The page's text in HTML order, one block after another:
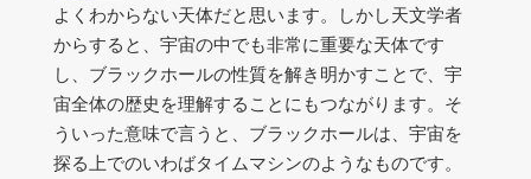
よくわからない天体だと思います。しかし天文学者
からすると、宇宙の中でも非常に重要な天体です
し、ブラックホールの性質を解き明かすことで、宇
宙全体の歴史を理解することにもつながります。そ
ういった意味で言うと、ブラックホールは、宇宙を
探る上でのいわばタイムマシンのようなものです。